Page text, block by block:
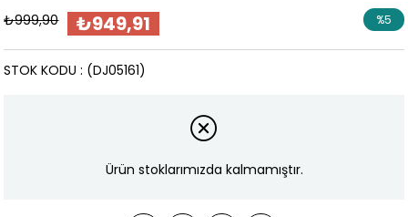
₺999,90 ₺949,91 %5
(DJ05161)
STOK KODU
Ürün stoklarımızda kalmamıştır.